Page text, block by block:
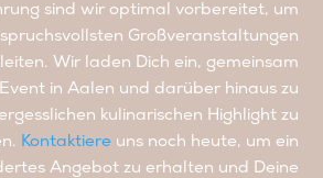
sind wir optimal vorbereitet, um
Großveranstaltungen
Wir laden Dich ein, gemeinsam
in Aalen und darüber hinaus zu
kulinarischen Highlight zu
Kontaktiereuns noch heute, um ein
Angebot zu erhalten und Deine